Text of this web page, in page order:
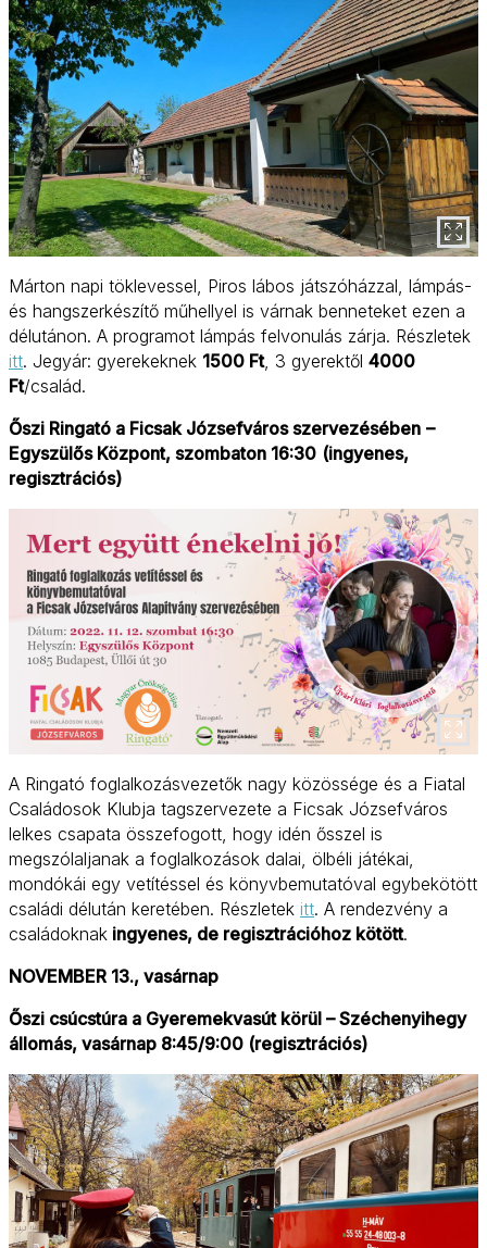
Márton napi töklevessel, Piros lábos játszóházzal, lámpás-
és hangszerkészítő műhellyel is várnak benneteket ezen a
délutánon. A programot lámpás felvonulás zárja. Részletek
itt. Jegyár: gyerekeknek 1500 Ft, 3 gyerektől 4000
Ft/család.
Őszi Ringató a Ficsak Józsefváros szervezésében –
Egyszülős Központ, szombaton 16:30 (ingyenes,
regisztrációs)
A Ringató foglalkozásvezetők nagy közössége és a Fiatal
Családosok Klubja tagszervezete a Ficsak Józsefváros
lelkes csapata összefogott, hogy idén ősszel is
megszólaljanak a foglalkozások dalai, ölbéli játékai,
mondókái egy vetítéssel és könyvbemutatóval egybekötött
családi délután keretében. Részletek itt. A rendezvény a
családoknak ingyenes, de regisztrációhoz kötött.
NOVEMBER 13., vasárnap
Őszi csúcstúra a Gyeremekvasút körül – Széchenyihegy
állomás, vasárnap 8:45/9:00 (regisztrációs)